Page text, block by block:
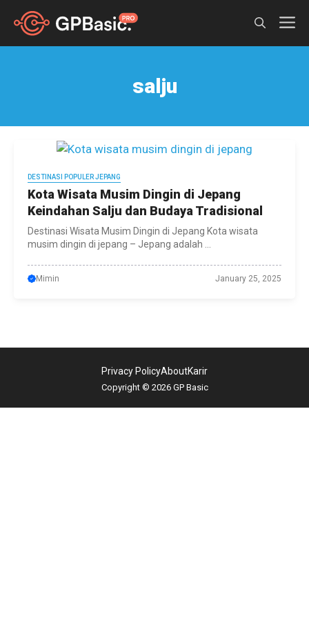
salju
DESTINASI POPULER JEPANG
Kota Wisata Musim Dingin di Jepang
Keindahan Salju dan Budaya Tradisional
Destinasi Wisata Musim Dingin di Jepang Kota wisata
musim dingin di jepang – Jepang adalah ...
Mimin January 25, 2025
Copyright © 2026 GP Basic
Privacy PolicyAboutKarir